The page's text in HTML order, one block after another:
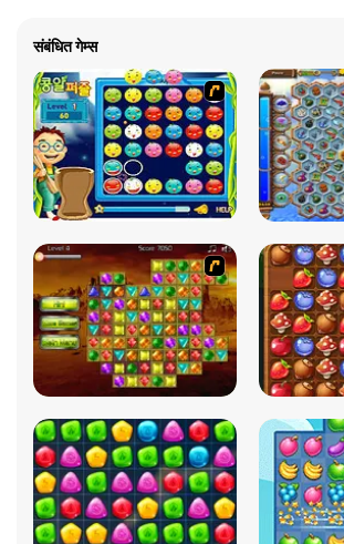
संबंधित गेम्स